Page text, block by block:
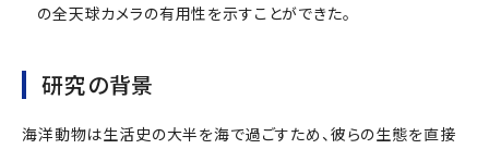
の全天球カメラの有用性を示すことができた。
研究の背景
海洋動物は生活史の大半を海で過ごすため、彼らの生態を直接